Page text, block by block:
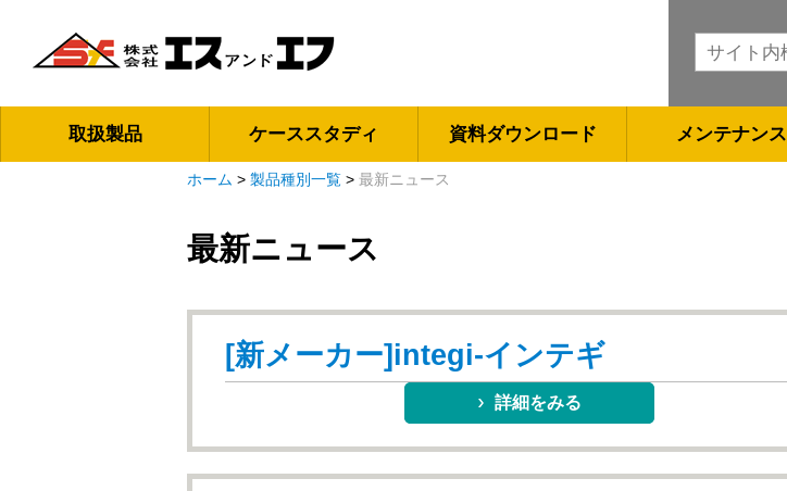
取扱製品 ケーススタディ 資料ダウンロード メンテナンス
ホーム > 製品種別一覧 > 最新ニュース
最新ニュース
[新メーカー]integi-インテギ
詳細をみる